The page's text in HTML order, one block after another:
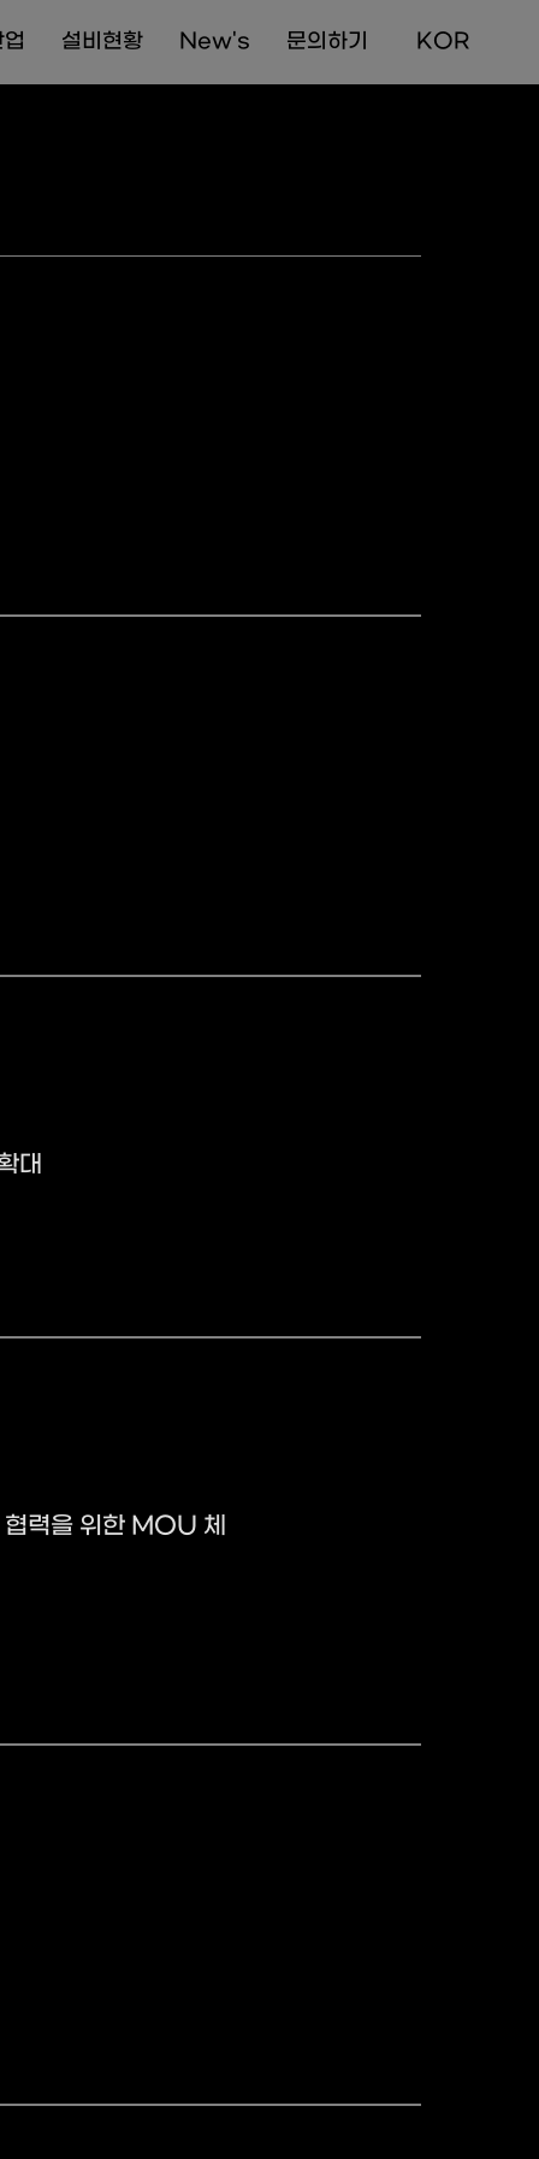
설비현황 New's 문의하기 KOR
대
력을 위한 MOU 체